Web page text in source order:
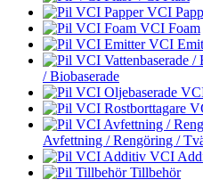
VCI
VCI Foam
VCI
/ Biobaserade
Avfettning / Rengöring /
VCI
Tillbehör